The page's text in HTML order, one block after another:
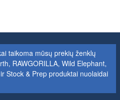
taikoma mūsų prekių ženklų
RAWGORILLA, Wild Elephant,
Stock & Prep produktai nuolaidai